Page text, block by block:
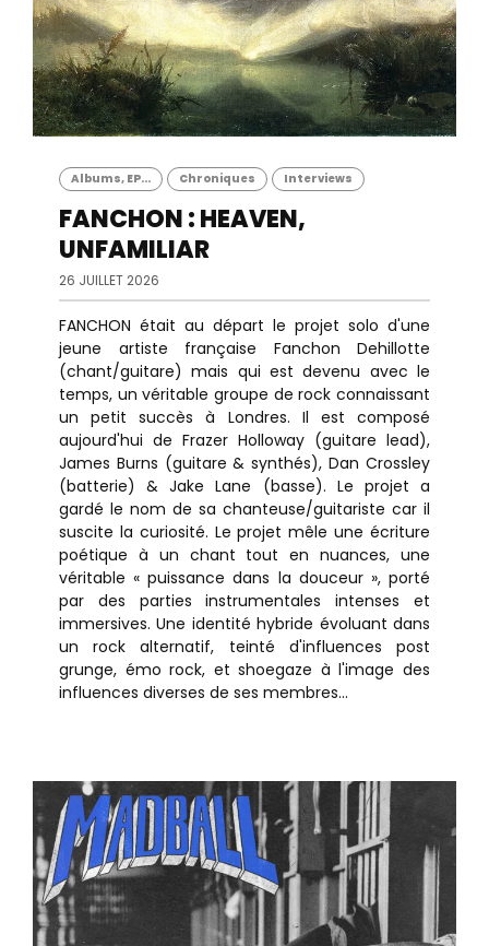
Albums, EP... Chroniques Interviews
FANCHON : HEAVEN,
UNFAMILIAR
26 JUILLET 2026
FANCHON était au départ le projet solo d'une
jeune artiste française Fanchon Dehillotte
(chant/guitare) mais qui est devenu avec le
temps, un véritable groupe de rock connaissant
un petit succès à Londres. Il est composé
aujourd'hui de Frazer Holloway (guitare lead),
James Burns (guitare & synthés), Dan Crossley
(batterie) & Jake Lane (basse). Le projet a
gardé le nom de sa chanteuse/guitariste car il
suscite la curiosité. Le projet mêle une écriture
poétique à un chant tout en nuances, une
véritable « puissance dans la douceur », porté
par des parties instrumentales intenses et
immersives. Une identité hybride évoluant dans
un rock alternatif, teinté d'influences post
grunge, émo rock, et shoegaze à l'image des
influences diverses de ses membres...